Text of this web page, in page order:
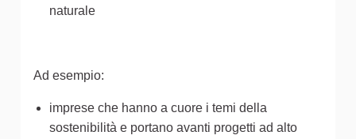
naturale
Ad esempio:
imprese che hanno a cuore i temi della
sostenibilità e portano avanti progetti ad alto